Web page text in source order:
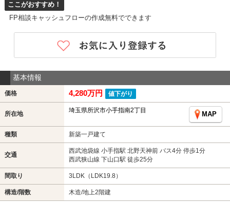
ここがおすすめ！
FP相談キャッシュフローの作成無料でできます
基本情報
価格 4,280万円 値下がり
所在地 埼玉県所沢市小手指南2丁目
MAP
種類 新築一戸建て
交通
西武池袋線 小手指駅 北野天神前 バス4分 停歩1分
西武狭山線 下山口駅 徒歩25分
間取り 3LDK（LDK19.8）
構造/階数 木造/地上2階建